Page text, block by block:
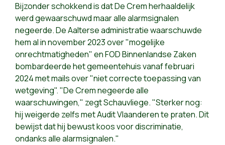
Bijzonder schokkend is dat De Crem herhaaldelijk
werd gewaarschuwd maar alle alarmsignalen
negeerde. De Aalterse administratie waarschuwde
hem al in november 2023 over "mogelijke
onrechtmatigheden" en FOD Binnenlandse Zaken
bombardeerde het gemeentehuis vanaf februari
2024 met mails over "niet correcte toepassing van
wetgeving". "De Crem negeerde alle
waarschuwingen," zegt Schauvliege. "Sterker nog:
hij weigerde zelfs met Audit Vlaanderen te praten. Dit
bewijst dat hij bewust koos voor discriminatie,
ondanks alle alarmsignalen."